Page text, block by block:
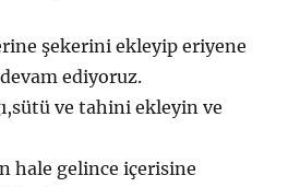
şekerini ekleyip eriyene
ediyoruz.
ve tahini ekleyin ve
hale gelince içerisine